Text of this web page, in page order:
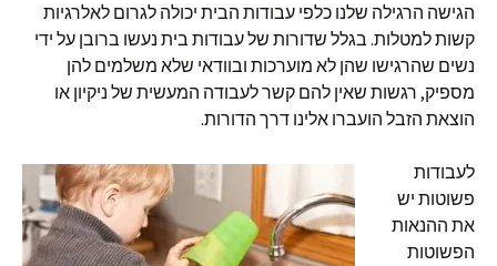
הגישה הרגילה שלנו כלפי עבודות הבית יכולה לגרום לאלרגיות
קשות למטלות. בגלל שדורות של עבודות בית נעשו ברובן על ידי
נשים שהרגישו שהן לא מוערכות ובוודאי שלא משלמים להן
מספיק, רגשות שאין להם קשר לעבודה המעשית של ניקיון או
הוצאת הזבל הועברו אלינו דרך הדורות.
לעבודות
פשוטות יש
את ההנאות
הפשוטות